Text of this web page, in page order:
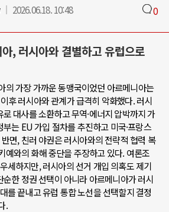
2026.06.18. 10:48 0
, 러시아와 결별하고 유럽으로
의 가장 가까운 동맹국이었던 아르메니아는
후 러시아와 관계가 급격히 악화했다. 러시
대사를 소환하고 무역·에너지 압박까지 가
는 EU 가입 절차를 추진하고 미국·프랑스
면, 친러 야권은 러시아와의 전략적 협력 복
예와의 화해 중단을 주장하고 있다. 여론조
세하지만, 러시아의 선거 개입 의혹도 제기
한 정권 선택이 아니라 아르메니아가 러시
를 끝내고 유럽 통합 노선을 선택할지 결정
.